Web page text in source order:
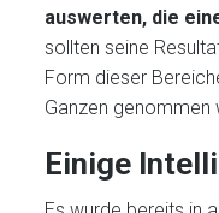
auswerten, die
sollten seine
Form dieser
Ganzen genommen
Einige